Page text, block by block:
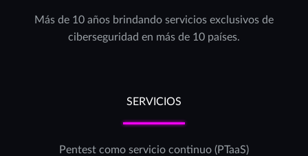
Más de 10 años brindando servicios exclusivos de
ciberseguridad en más de 10 países.
SERVICIOS
Pentest como servicio continuo (PTaaS)